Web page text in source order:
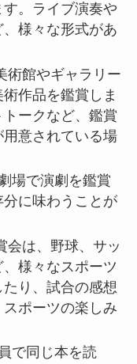
。ライブ演奏や
様々な形式があ
術館やギャラリー
作品を鑑賞しま
ークなど、鑑賞
意されている場
場で演劇を鑑賞
に味わうことが
会は、野球、サッ
様々なスポーツ
り、試合の感想
ポーツの楽しみ
で同じ本を読